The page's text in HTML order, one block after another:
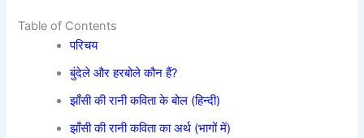
Table of Contents
परिचय
बुंदेले और हरबोले कौन हैं?
झाँसी की रानी कविता के बोल (हिन्दी)
झाँसी की रानी कविता का अर्थ (भागों में)